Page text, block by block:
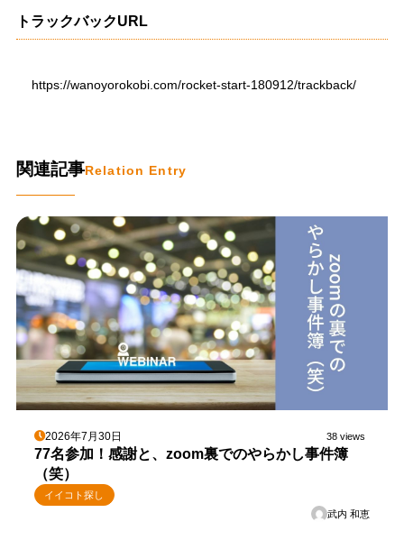
トラックバックURL
https://wanoyorokobi.com/rocket-start-180912/trackback/
関連記事Relation Entry
2026年7月30日 38 views
77名参加！感謝と、zoom裏でのやらかし事件簿
（笑）
イイコト探し
武内 和恵